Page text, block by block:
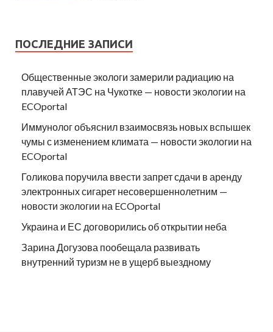
ПОСЛЕДНИЕ ЗАПИСИ
Общественные экологи замерили радиацию на
плавучей АТЭС на Чукотке — новости экологии на
ECOportal
Иммунолог объяснил взаимосвязь новых вспышек
чумы с изменением климата — новости экологии на
ECOportal
Голикова поручила ввести запрет сдачи в аренду
электронных сигарет несовершеннолетним —
новости экологии на ECOportal
Украина и ЕС договорились об открытии неба
Зарина Догузова пообещала развивать
внутренний туризм не в ущерб выездному